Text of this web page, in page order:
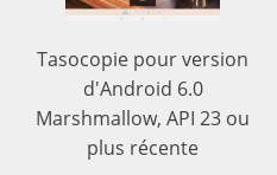
Tasocopie pour version
d'Android 6.0
Marshmallow, API 23 ou
plus récente